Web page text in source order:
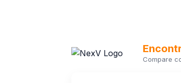
Compare